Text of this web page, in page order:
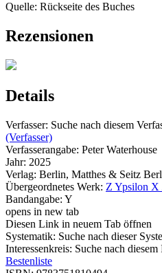
Quelle: Rückseite des Buches
Rezensionen
Details
Verfasser: Suche nach diesem
(Verfasser)
Verfasserangabe: Peter Waterhouse
Jahr: 2025
Verlag: Berlin, Matthes & Seitz
Übergeordnetes Werk: Z Ypsilon X
Bandangabe: Y
opens in new tab
Diesen Link in neuem Tab öffnen
Systematik: Suche nach dieser
Interessenkreis: Suche nach diesem
Bestenliste